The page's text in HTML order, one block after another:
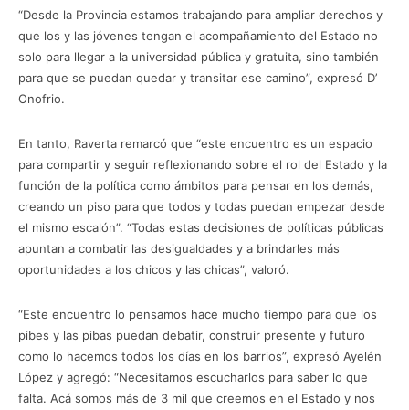
“Desde la Provincia estamos trabajando para ampliar derechos y
que los y las jóvenes tengan el acompañamiento del Estado no
solo para llegar a la universidad pública y gratuita, sino también
para que se puedan quedar y transitar ese camino”, expresó D’
Onofrio.
En tanto, Raverta remarcó que “este encuentro es un espacio
para compartir y seguir reflexionando sobre el rol del Estado y la
función de la política como ámbitos para pensar en los demás,
creando un piso para que todos y todas puedan empezar desde
el mismo escalón”. “Todas estas decisiones de políticas públicas
apuntan a combatir las desigualdades y a brindarles más
oportunidades a los chicos y las chicas”, valoró.
“Este encuentro lo pensamos hace mucho tiempo para que los
pibes y las pibas puedan debatir, construir presente y futuro
como lo hacemos todos los días en los barrios”, expresó Ayelén
López y agregó: “Necesitamos escucharlos para saber lo que
falta. Acá somos más de 3 mil que creemos en el Estado y nos